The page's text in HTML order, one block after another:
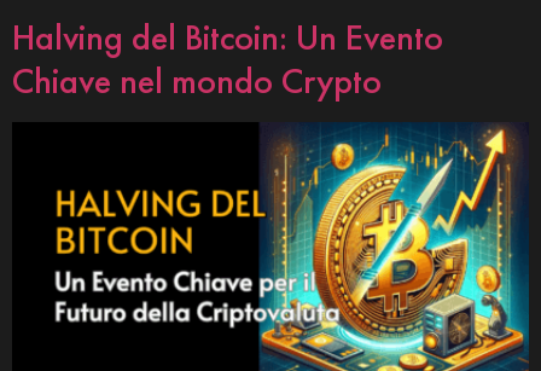
Halving del Bitcoin: Un Evento
Chiave nel mondo Crypto